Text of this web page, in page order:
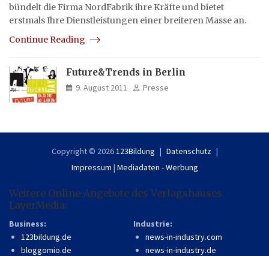
bündelt die Firma NordFabrik ihre Kräfte und bietet
erstmals Ihre Dienstleistungen einer breiteren Masse an.
Continue Reading
Future&Trends in Berlin
9. August 2011 Presse
Copyright © 2026 123Bildung
Datenschutz
Impressum | Mediadaten - Werbung
Weitere Online-Angebote des Verlagshauses
LayerMedia:
Business:
123bildung.de
bloggomio.de
Industrie:
news-in-industry.com
news-in-industry.de